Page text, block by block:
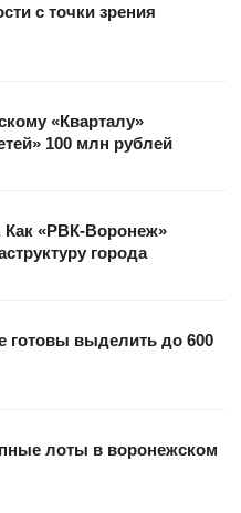
с точки зрения
«Кварталу»
100 млн рублей
Как «РВК-Воронеж»
города
готовы выделить до 600
лоты в воронежском